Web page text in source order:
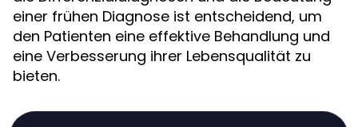
einer frühen Diagnose ist entscheidend, um
den Patienten eine effektive Behandlung und
eine Verbesserung ihrer Lebensqualität zu
bieten.